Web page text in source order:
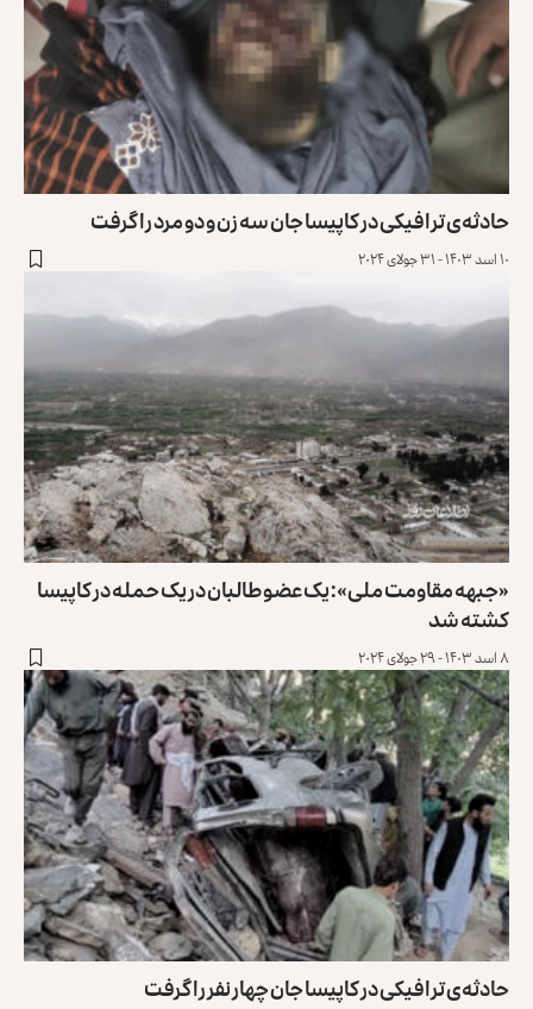
حادثه‌ی ترافیکی در کاپیسا جان سه زن و‌ دو مرد را گرفت
۱۰ اسد ۱۴۰۳ - ۳۱ جولای ۲۰۲۴
«جبهه مقاومت ملی»: یک عضو طالبان در یک حمله در کاپیسا
کشته شد
۸ اسد ۱۴۰۳ - ۲۹ جولای ۲۰۲۴
حادثه‌ی ترافیکی در کاپیسا جان چهار نفر را گرفت